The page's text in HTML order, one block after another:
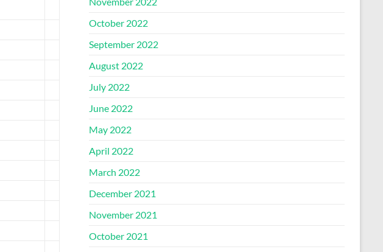
October 2022
September 2022
August 2022
July 2022
June 2022
May 2022
April 2022
March 2022
December 2021
November 2021
October 2021